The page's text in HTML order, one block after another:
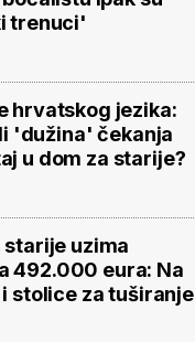
trenuci'
hrvatskog jezika:
'dužina' čekanja
u dom za starije?
starije uzima
492.000 eura: Na
i stolice za tuširanje